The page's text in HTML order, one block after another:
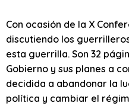
Con ocasión de la X
discutiendo los
esta guerrilla. Son 32
Gobierno y sus planes a
decidida a abandonar la
política y cambiar el